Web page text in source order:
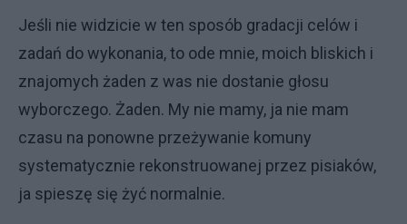
Jeśli nie widzicie w ten sposób gradacji celów i
zadań do wykonania, to ode mnie, moich bliskich i
znajomych żaden z was nie dostanie głosu
wyborczego. Żaden. My nie mamy, ja nie mam
czasu na ponowne przeżywanie komuny
systematycznie rekonstruowanej przez pisiaków,
ja spieszę się żyć normalnie.